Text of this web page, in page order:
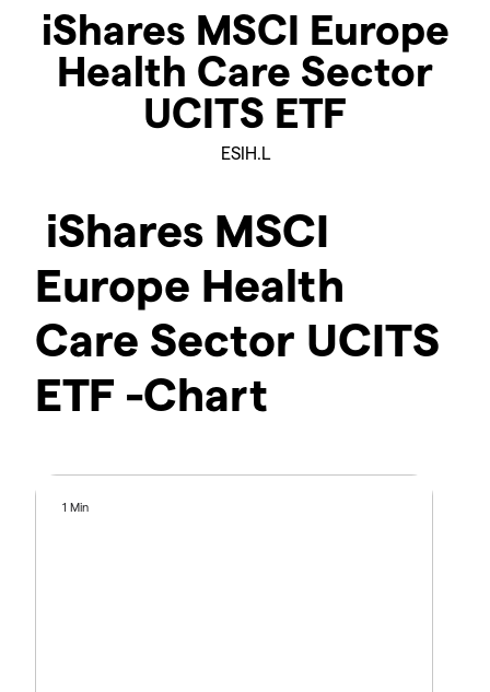
iShares MSCI Europe
Health Care Sector
UCITS ETF
ESIH.L
iShares MSCI
Europe Health
Care Sector UCITS
ETF -Chart
1 Min